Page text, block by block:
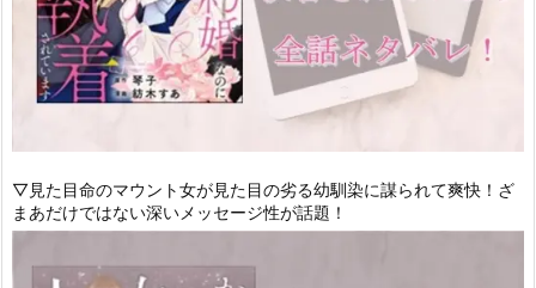
▽見た目命のマウント女が見た目の劣る幼馴染に謀られて爽快！ざ
まあだけではない深いメッセージ性が話題！